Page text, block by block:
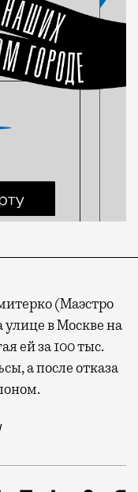
(Маэстро
улице в Москве на
ей за 100 тыс.
а после отказа
залпом, избить